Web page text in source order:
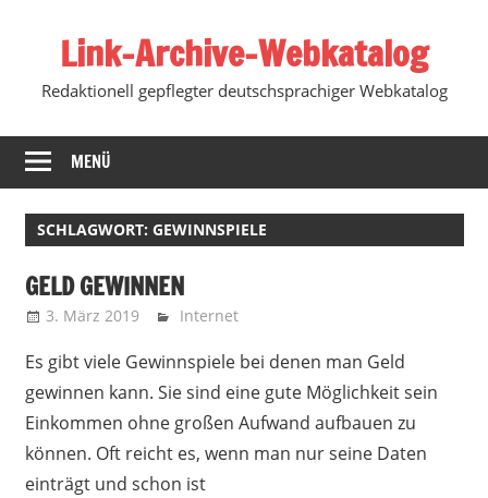
springenLink-Archive-Webkatalog
Redaktionell gepflegter deutschsprachiger Webkatalog
MENÜ
SCHLAGWORT: GEWINNSPIELE
GELD GEWINNEN
3. März 2019 Marko
Internet
Es gibt viele Gewinnspiele bei denen man Geld
gewinnen kann. Sie sind eine gute Möglichkeit sein
Einkommen ohne großen Aufwand aufbauen zu
können. Oft reicht es, wenn man nur seine Daten
einträgt und schon ist